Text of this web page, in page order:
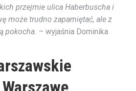
przejmie ulica Haberbuscha i
może trudno zapamiętać, ale z
pokocha. – wyjaśnia Dominika